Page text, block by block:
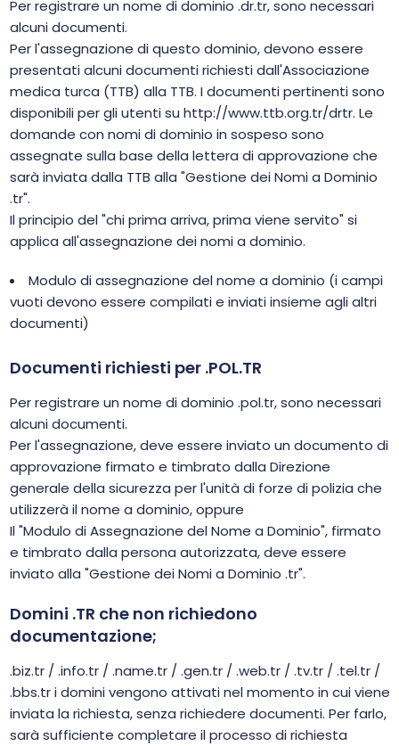
Per registrare un nome di dominio .dr.tr, sono necessari
alcuni documenti.
Per l'assegnazione di questo dominio, devono essere
presentati alcuni documenti richiesti dall'Associazione
medica turca (TTB) alla TTB. I documenti pertinenti sono
disponibili per gli utenti su http://www.ttb.org.tr/drtr. Le
domande con nomi di dominio in sospeso sono
assegnate sulla base della lettera di approvazione che
sarà inviata dalla TTB alla "Gestione dei Nomi a Dominio
.tr".
Il principio del "chi prima arriva, prima viene servito" si
applica all'assegnazione dei nomi a dominio.
Modulo di assegnazione del nome a dominio (i campi
vuoti devono essere compilati e inviati insieme agli altri
documenti)
Documenti richiesti per .POL.TR
Per registrare un nome di dominio .pol.tr, sono necessari
alcuni documenti.
Per l'assegnazione, deve essere inviato un documento di
approvazione firmato e timbrato dalla Direzione
generale della sicurezza per l'unità di forze di polizia che
utilizzerà il nome a dominio, oppure
Il "Modulo di Assegnazione del Nome a Dominio", firmato
e timbrato dalla persona autorizzata, deve essere
inviato alla "Gestione dei Nomi a Dominio .tr".
Domini .TR che non richiedono
documentazione;
.biz.tr / .info.tr / .name.tr / .gen.tr / .web.tr / .tv.tr / .tel.tr /
.bbs.tr i domini vengono attivati nel momento in cui viene
inviata la richiesta, senza richiedere documenti. Per farlo,
sarà sufficiente completare il processo di richiesta